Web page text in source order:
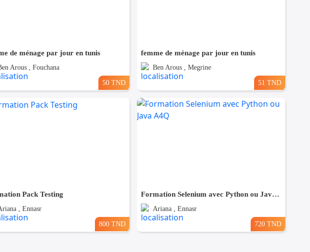
de ménage par jour en tunis
Arous , Fouchana
50 TND
femme de ménage par jour en tunis
Ben Arous , Megrine
51 TND
Pack Testing
, Ennasr
800 TND
Formation Selenium avec Python ou Java A4Q
Ariana , Ennasr
720 TND